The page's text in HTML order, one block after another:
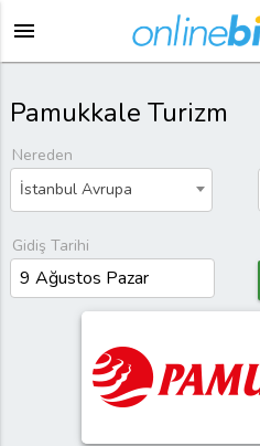
menu
Pamukkale Turizm
Nereden
İstanbul Avrupa
Gidiş Tarihi